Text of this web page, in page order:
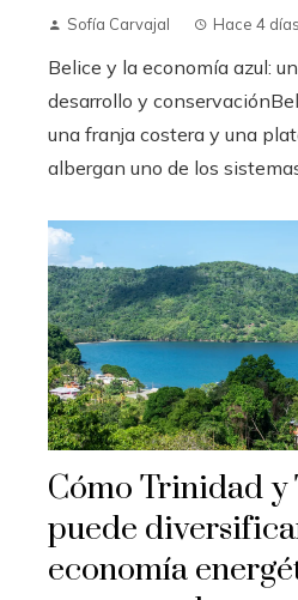
Sofía Carvajal Hace 4 días
Belice y la economía azul:
desarrollo y
una franja costera y una
albergan uno de los sistemas
Cómo Trinidad y
puede
economía